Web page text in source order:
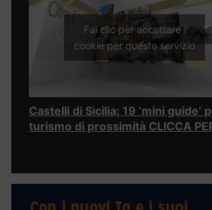
Fai clic per accettare i
cookie per questo servizio
Castelli di Sicilia: 19 ‘mini guide’
turismo di prossimità CLICCA